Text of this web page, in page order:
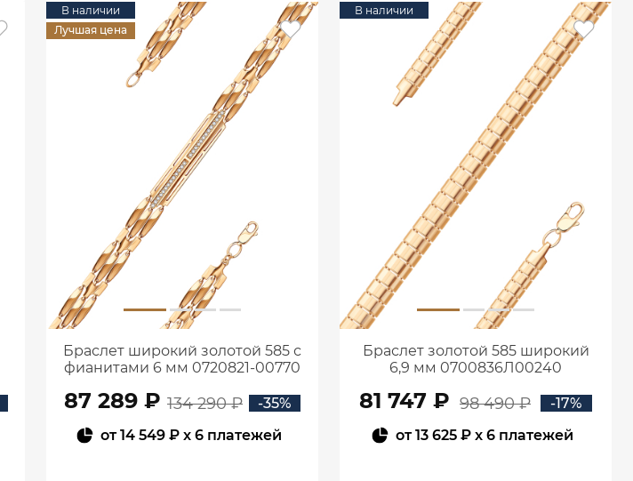
В наличии
Лучшая цена
Браслет широкий золотой 585 с
фианитами 6 мм 0720821-00770
87 289 ₽ 134 290 ₽
-35%
от14 549 ₽x 6 платежей
В наличии
Браслет золотой 585 широкий
6,9 мм 0700836Л00240
81 747 ₽ 98 490 ₽
-17%
от13 625 ₽x 6 платежей